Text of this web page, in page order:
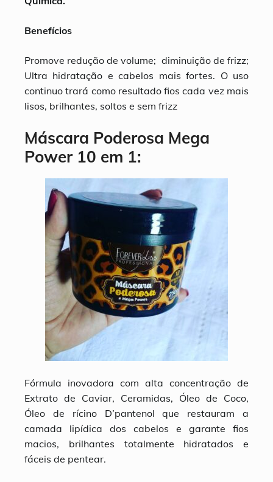
Benefícios
Promove redução de volume; diminuição de frizz;
Ultra hidratação e cabelos mais fortes. O uso
continuo trará como resultado fios cada vez mais
lisos, brilhantes, soltos e sem frizz
Máscara Poderosa Mega
Power 10 em 1:
Fórmula inovadora com alta concentração de
Extrato de Caviar, Ceramidas, Óleo de Coco,
Óleo de rícino D’pantenol que restauram a
camada lipídica dos cabelos e garante fios
macios, brilhantes totalmente hidratados e
fáceis de pentear.